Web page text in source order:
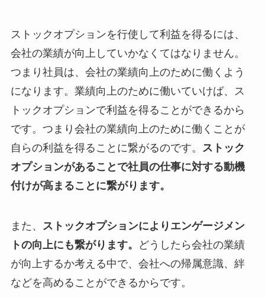
ストックオプションを行使して利益を得るには、
会社の業績が向上していかなくてはなりません。
つまり社員は、会社の業績向上のために働くよう
になります。業績向上のために働いていけば、ス
トックオプションで利益を得ることができるから
です。つまり会社の業績向上のために働くことが
自らの利益を得ることに繋がるのです。
ストック
オプションがあることで社員の仕事に対する動機
付けが高まることに繋がります。
また、
ストックオプションによりエンゲージメン
トの向上にも繋がります。
どうしたら会社の業績
が向上するか考える中で、会社への帰属意識、絆
などを高めることができるからです。